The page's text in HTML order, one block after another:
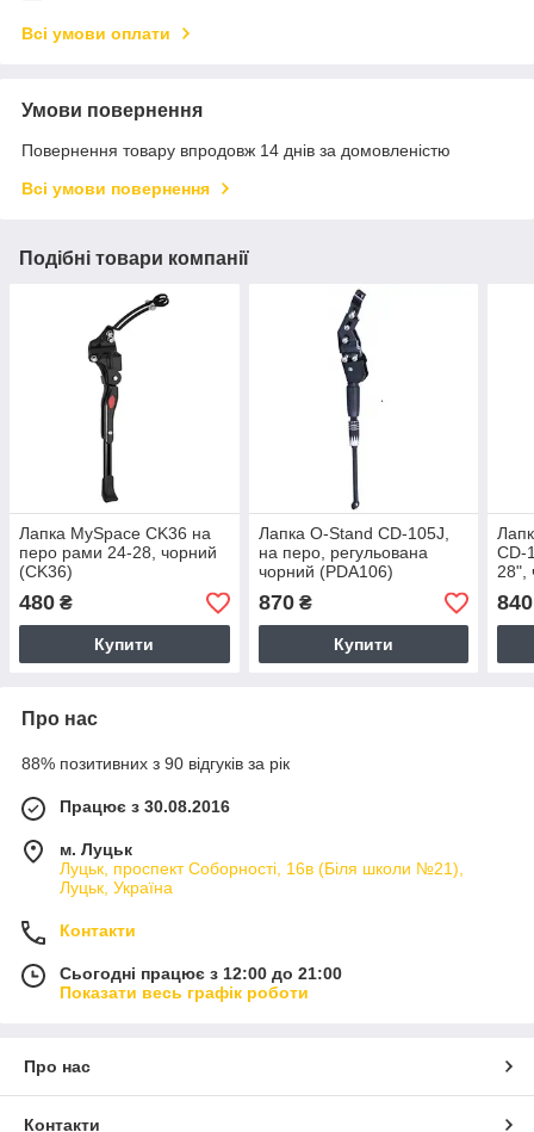
Всі умови оплати
Умови повернення
Повернення товару впродовж 14 днів за домовленістю
Всі умови повернення
Подібні товари компанії
Лапка MySpace CK36 на
перо рами 24-28, чорний
(CK36)
480 ₴
Купити
Лапка O-Stand CD-105J,
на перо, регульована
чорний (PDA106)
870₴
Купити
CD-
28",
840
Про нас
88% позитивних з 90 відгуків за рік
Працює з 30.08.2016
м. Луцьк
Луцьк, проспект Соборності, 16в (Біля школи №21),
Луцьк, Україна
Контакти
Сьогодні працює з 12:00 до 21:00
Показати весь графік роботи
Про нас
Контакти